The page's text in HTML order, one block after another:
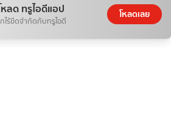
ลด ทรูไอดีแอป
ไร้ขีดจำกัดกับทรูไอดี
โหลดเลย